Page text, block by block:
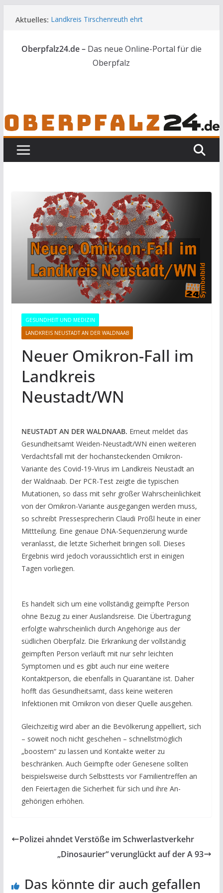
Inhalt
Aktuelles: Landkreis Tirschenreuth ehrt
Deutsch-amerikanischer Schüleraustausch zu
Gast im Landratsamt
Vater und Sohn mit Waffen und Böllern erwischt
Oberpfalz24.de – Das neue Online-Portal für die
Oberpfalz
GESUNDHEIT UND MEDIZIN
LANDKREIS NEUSTADT AN DER WALDNAAB
Neuer Omikron-Fall im
Landkreis
Neustadt/WN
NEUSTADT AN DER WALDNAAB. Erneut meldet das
Gesundheitsamt Weiden-Neustadt/WN einen weiteren
Verdachtsfall mit der hochansteckenden Omikron-
Variante des Covid-19-Virus im Landkreis Neustadt an
der Waldnaab. Der PCR-Test zeigte die typischen
Mutationen, so dass mit sehr großer Wahrscheinlichkeit
von der Omikron-Variante ausgegangen werden muss,
so schreibt Pressesprecherin Claudi Prößl heute in einer
Mittteilung. Eine genaue DNA-Sequenzierung wurde
veranlasst, die letzte Sicherheit bringen soll. Dieses
Ergebnis wird jedoch voraussichtlich erst in einigen
Tagen vorliegen.
Es handelt sich um eine vollständig geimpfte Person
ohne Bezug zu einer Auslandsreise. Die Übertragung
erfolgte wahrscheinlich durch Angehörige aus der
südlichen Oberpfalz. Die Erkrankung der vollständig
geimpften Person verläuft mit nur sehr leichten
Symptomen und es gibt auch nur eine weitere
Kontaktperson, die ebenfalls in Quarantäne ist. Daher
hofft das Gesundheitsamt, dass keine weiteren
Infektionen mit Omikron von dieser Quelle ausgehen.
Gleichzeitig wird aber an die Bevölkerung appelliert, sich
– soweit noch nicht geschehen – schnellstmöglich
„boostern“ zu lassen und Kontakte weiter zu
beschränken. Auch Geimpfte oder Genesene sollten
beispielsweise durch Selbsttests vor Familientreffen an
den Feiertagen die Sicherheit für sich und ihre An-
gehörigen erhöhen.
Polizei ahndet Verstöße im Schwerlastverkehr
„Dinosaurier“ verunglückt auf der A 93
Das könnte dir auch gefallen